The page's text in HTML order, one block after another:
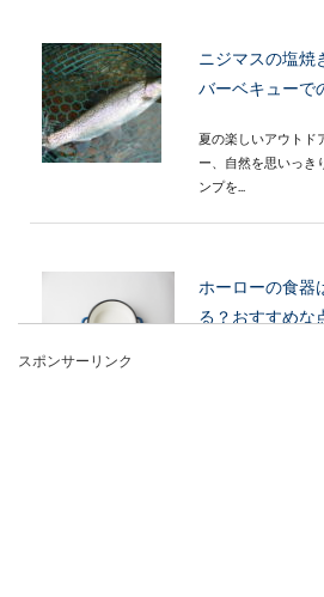
ニジマスの塩焼
バーベキューで
夏の楽しいアウトド
ー、自然を思いっき
ンプを...
ホーローの食器
る？おすすめな
スポンサーリンク